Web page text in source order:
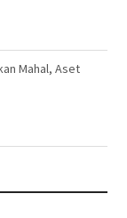
Mahal, Aset